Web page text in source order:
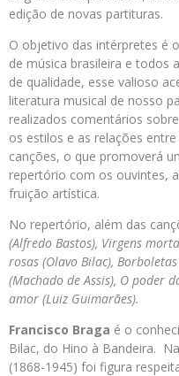
edição de novas partituras.
O objetivo das intérpretes é
de música brasileira e todos
de qualidade, esse valioso
literatura musical de nosso
realizados comentários
os estilos e as relações
canções, o que promoverá
repertório com os ouvintes,
fruição artística.
No repertório, além das
(Alfredo Bastos), Virgens
rosas (Olavo Bilac),
(Machado de Assis), O poder
amor (Luiz Guimarães).
Francisco Braga é o
Bilac, do Hino à Bandeira.
(1868-1945) foi figura